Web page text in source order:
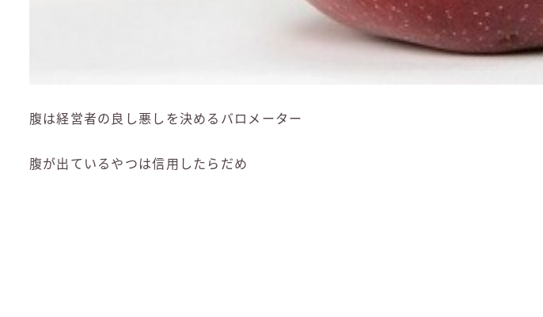
腹は経営者の良し悪しを決めるバロメーター
腹が出ているやつは信用したらだめ